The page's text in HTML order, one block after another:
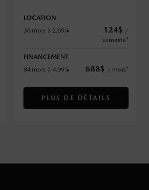
LOCATION
36 mois à 2.69%
124$ /
semaine*
FINANCEMENT
84 mois à 4.99%
688$ / mois*
PLUS DE DÉTAILS